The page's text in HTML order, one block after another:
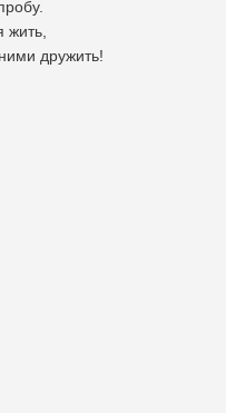
жить,
дружить!